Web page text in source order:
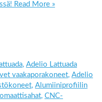
Read More »
, Adelio Lattuada
vaakaporakoneet, Adelio
, Alumiiniprofiilin
, CNC-